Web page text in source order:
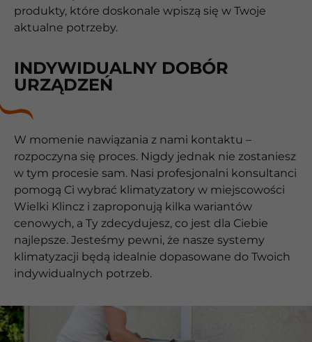
produkty, które doskonale wpiszą się w Twoje
aktualne potrzeby.
INDYWIDUALNY DOBÓR
URZĄDZEŃ
W momenie nawiązania z nami kontaktu –
rozpoczyna się proces. Nigdy jednak nie zostaniesz
w tym procesie sam. Nasi profesjonalni konsultanci
pomogą Ci wybrać klimatyzatory w miejscowości
Wielki Klincz i zaproponują kilka wariantów
cenowych, a Ty zdecydujesz, co jest dla Ciebie
najlepsze. Jesteśmy pewni, że nasze systemy
klimatyzacji będą idealnie dopasowane do Twoich
indywidualnych potrzeb.